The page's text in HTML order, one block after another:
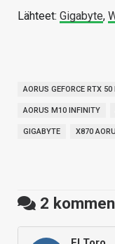
Lähteet: Gigabyte,
AORUS GEFORCE RTX
AORUS M10 INFINITY
GIGABYTE X870
2